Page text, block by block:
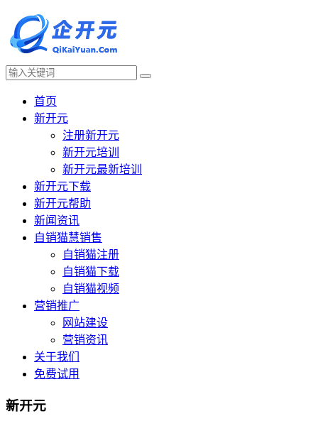
首页
新开元
注册新开元
新开元培训
新开元最新培训
新开元下载
新开元帮助
新闻资讯
自销猫慧销售
自销猫注册
自销猫下载
自销猫视频
营销推广
网站建设
营销资讯
关于我们
免费试用
新开元